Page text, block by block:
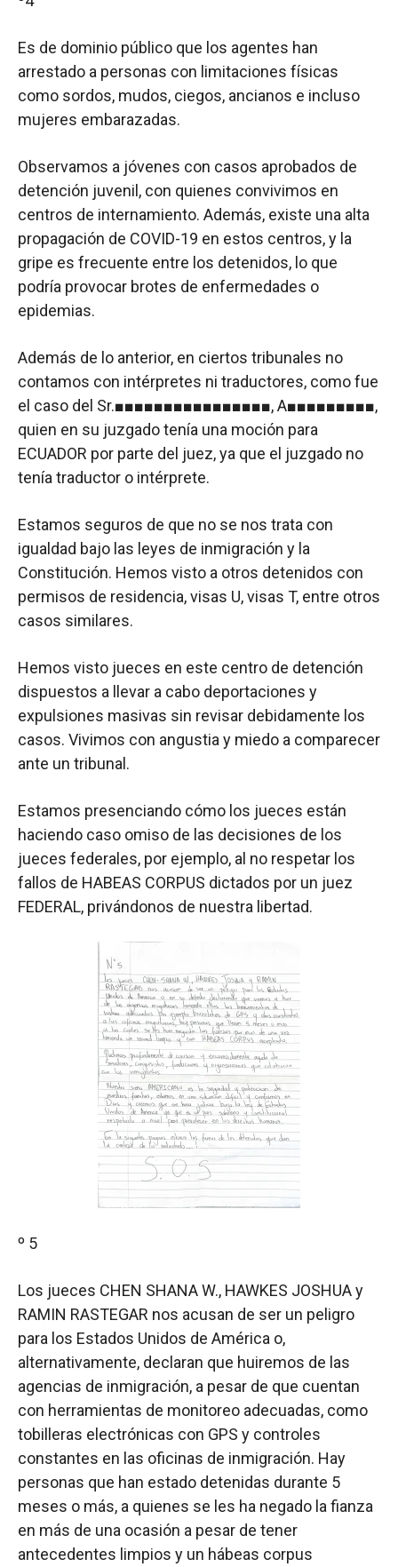
Es de dominio público que los agentes han
arrestado a personas con limitaciones físicas
como sordos, mudos, ciegos, ancianos e incluso
mujeres embarazadas.
Observamos a jóvenes con casos aprobados de
detención juvenil, con quienes convivimos en
centros de internamiento. Además, existe una alta
propagación de COVID-19 en estos centros, y la
gripe es frecuente entre los detenidos, lo que
podría provocar brotes de enfermedades o
epidemias.
Además de lo anterior, en ciertos tribunales no
contamos con intérpretes ni traductores, como fue
el caso del Sr.■■■■■■■■■■■■■■■■, A■■■■■■■■■,
quien en su juzgado tenía una moción para
ECUADOR por parte del juez, ya que el juzgado no
tenía traductor o intérprete.
Estamos seguros de que no se nos trata con
igualdad bajo las leyes de inmigración y la
Constitución. Hemos visto a otros detenidos con
permisos de residencia, visas U, visas T, entre otros
casos similares.
Hemos visto jueces en este centro de detención
dispuestos a llevar a cabo deportaciones y
expulsiones masivas sin revisar debidamente los
casos. Vivimos con angustia y miedo a comparecer
ante un tribunal.
Estamos presenciando cómo los jueces están
haciendo caso omiso de las decisiones de los
jueces federales, por ejemplo, al no respetar los
fallos de HABEAS CORPUS dictados por un juez
FEDERAL, privándonos de nuestra libertad.
º 5
Los jueces CHEN SHANA W., HAWKES JOSHUA y
RAMIN RASTEGAR nos acusan de ser un peligro
para los Estados Unidos de América o,
alternativamente, declaran que huiremos de las
agencias de inmigración, a pesar de que cuentan
con herramientas de monitoreo adecuadas, como
tobilleras electrónicas con GPS y controles
constantes en las oficinas de inmigración. Hay
personas que han estado detenidas durante 5
meses o más, a quienes se les ha negado la fianza
en más de una ocasión a pesar de tener
antecedentes limpios y un hábeas corpus